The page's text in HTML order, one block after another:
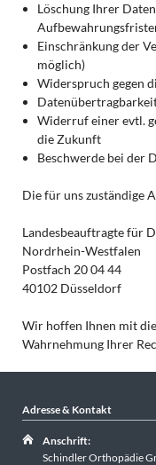
Löschung Ihrer
Einschränkung der
möglich)
Widerspruch gegen
Widerruf einer evtl.
die Zukunft
Beschwerde bei der
Die für uns zuständige
Landesbeauftragte für
Nordrhein-Westfalen
Postfach 20 04 44
40102 Düsseldorf
Wir hoffen Ihnen mit
Wahrnehmung Ihrer
Adresse & Kontakt
Anschrift:
Schindler Orthopädie